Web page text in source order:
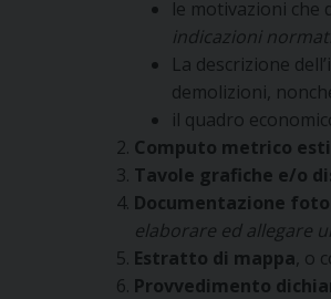
le motivazioni che
indicazioni
La descrizione
demolizioni,
il quadro
Computo metrico
Tavole grafiche e/o
Documentazione
elaborare ed allegare
Estratto di mappa, o
Provvedimento